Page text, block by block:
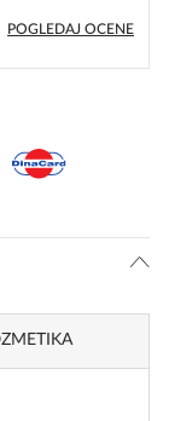
POGLEDAJ OCENE